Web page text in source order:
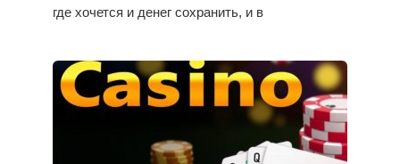
где хочется и денег сохранить, и в